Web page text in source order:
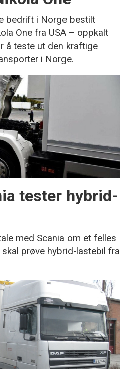
bedrift i Norge bestilt
One fra USA – oppkalt
å teste ut den kraftige
i Norge.
tester hybrid-
med Scania om et felles
prøve hybrid-lastebil fra